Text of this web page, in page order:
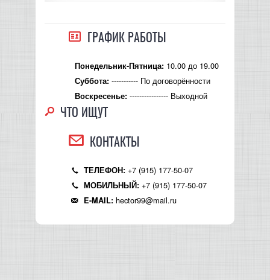
АКУСТИЧЕСКИХ СИСТЕМ
КОНТРОЛЛЕРЫ АС И КРОССОВЕРЫ
КОНТАКТЫГРАФИК РАБОТЫ
Понедельник-Пятница: 10.00 до 19.00
Суббота: ----------- По договорённости
Воскресенье: ---------------- Выходной
ЧТО ИЩУТ
КОНТАКТЫ
ТЕЛЕФОН: +7 (915) 177-50-07
МОБИЛЬНЫЙ: +7 (915) 177-50-07
E-MAIL: hector99@mail.ru